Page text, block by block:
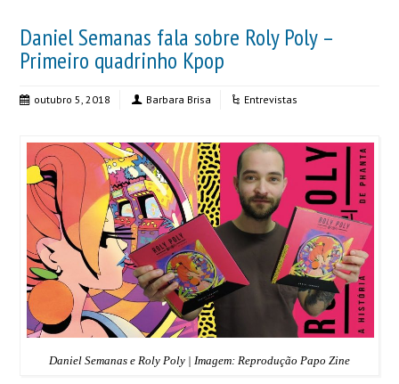
Daniel Semanas fala sobre Roly Poly –
Primeiro quadrinho Kpop
outubro 5, 2018 Barbara Brisa Entrevistas
Daniel Semanas e Roly Poly | Imagem: Reprodução Papo Zine